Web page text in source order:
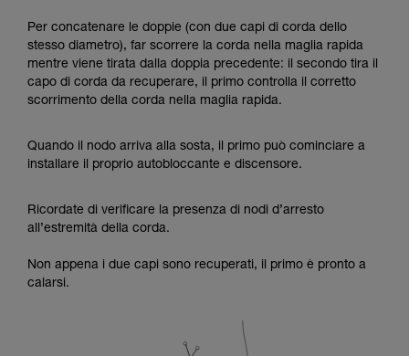
Per concatenare le doppie (con due capi di corda dello
stesso diametro), far scorrere la corda nella maglia rapida
mentre viene tirata dalla doppia precedente: il secondo tira il
capo di corda da recuperare, il primo controlla il corretto
scorrimento della corda nella maglia rapida.
Quando il nodo arriva alla sosta, il primo può cominciare a
installare il proprio autobloccante e discensore.
Ricordate di verificare la presenza di nodi d’arresto
all’estremità della corda.
Non appena i due capi sono recuperati, il primo è pronto a
calarsi.